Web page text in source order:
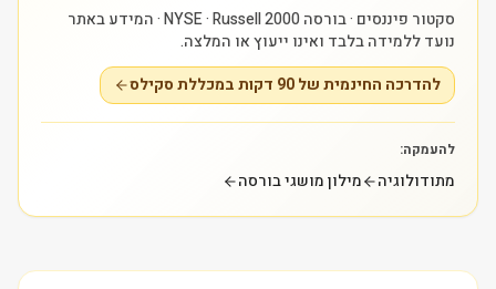
סקטור פיננסים · בורסה NYSE · Russell 2000 · המידע באתר
נועד ללמידה בלבד ואינו ייעוץ או המלצה.
להדרכה החינמית של 90 דקות במכללת סקילס
להעמקה:
מתודולוגיה מילון מושגי בורסה